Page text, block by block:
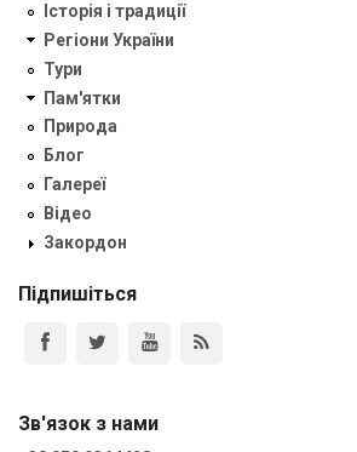
Історія і традиції
Регіони України
Тури
Пам'ятки
Природа
Блог
Галереї
Відео
Закордон
Підпишіться
Зв'язок з нами